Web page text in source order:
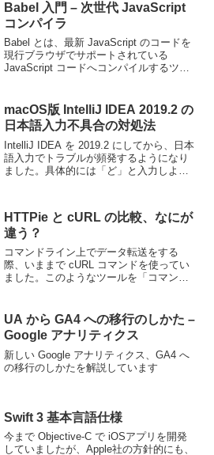
Babel 入門 – 次世代 JavaScript
コンパイラ
Babel とは、最新 JavaScript のコードを
現行ブラウザでサポートされている
JavaScript コードへコンパイルするツー
JavaScript 言...
macOS版 IntelliJ IDEA 2019.2 の
日本語入力不具合の対処法
IntelliJ IDEA を 2019.2 にしてから、日本
語入力でトラブルが頻発するようになり
ました。具体的には「ど」と入力しよう
した瞬間に変換が勝手に確定...
HTTPie と cURL の比較、なにが
違う？
コマンドライン上でデータ転送をする
際、いままで cURL コマンドを使ってい
ました。このようなツールを「コマンド
ができる HTTPie コマンドが注目されて
います...
UA から GA4 への移行のしかた –
Google アナリティクス
新しい Google アナリティクス、GA4 へ
の移行のしかたを解説しています
Swift 3 基本言語仕様
今まで Objective-C で iOSアプリを開発
していましたが、Apple社の方針的にも、